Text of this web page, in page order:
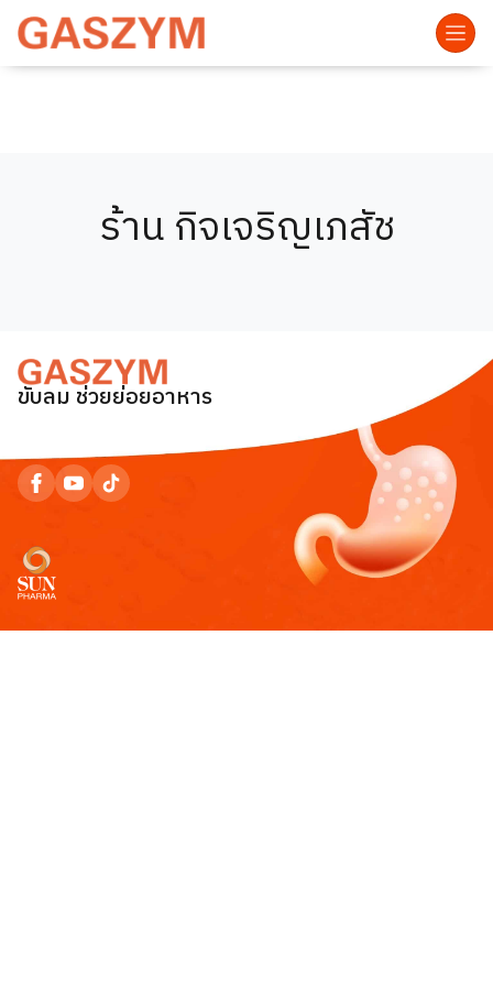
ร้าน กิจเจริญเภสัช
ขับลม ช่วยย่อยอาหาร